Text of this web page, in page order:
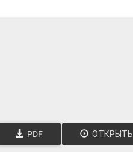
PDF ОТКРЫТЬ